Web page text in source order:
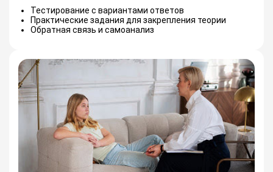
Тестирование с вариантами ответов
Практические задания для закрепления теории
Обратная связь и самоанализ